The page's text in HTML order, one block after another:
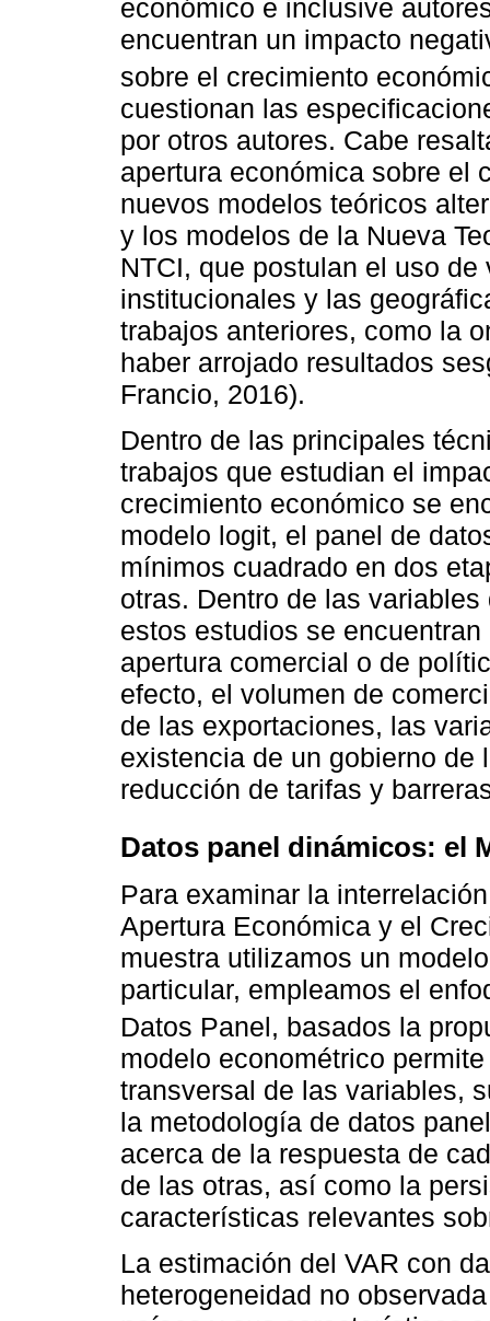
económico e inclusive
encuentran un impacto
sobre el crecimiento
cuestionan las
por otros autores. Cabe
apertura económica sobre el
nuevos modelos teóricos
y los modelos de la Nueva
NTCI, que postulan el uso
institucionales y las
trabajos anteriores, como la
haber arrojado resultados
Francio, 2016).
Dentro de las principales
trabajos que estudian el
crecimiento económico se
modelo logit, el panel de
mínimos cuadrado en dos
otras. Dentro de las
estos estudios se
apertura comercial o de
efecto, el volumen de
de las exportaciones, las
existencia de un gobierno
reducción de tarifas y
Datos panel dinámicos: el
Para examinar la
Apertura Económica y el
muestra utilizamos un
particular, empleamos el
Datos Panel, basados la
modelo econométrico
transversal de las variables,
la metodología de datos
acerca de la respuesta de
de las otras, así como la
características relevantes
La estimación del VAR con
heterogeneidad no